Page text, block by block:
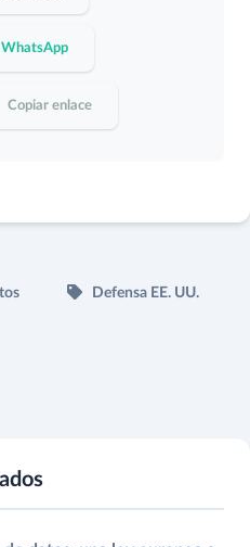
WhatsApp
Copiar enlace
Defensa EE. UU.